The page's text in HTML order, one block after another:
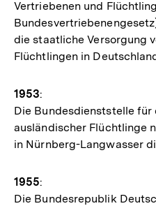
Vertriebenen und
die staatliche Versorgung
Flüchtlingen in
1953:
Die Bundesdienststelle für
ausländischer Flüchtlinge
in Nürnberg-Langwasser
1955:
Die Bundesrepublik